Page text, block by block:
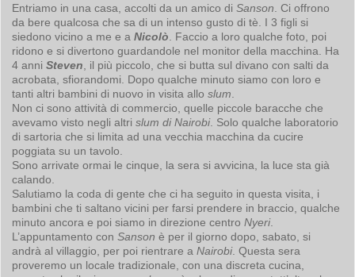
Entriamo in una casa, accolti da un amico diSanson . Ci offrono
da bere qualcosa che sa di un intenso gusto di tè. I 3 figli si
siedono vicino a me e aNicolò . Faccio a loro qualche foto, poi
ridono e si divertono guardandole nel monitor della macchina. Ha
4 anniSteven , il più piccolo, che si butta sul divano con salti da
acrobata, sfiorandomi. Dopo qualche minuto siamo con loro e
tanti altri bambini di nuovo in visita alloslum
Non ci sono attività di commercio, quelle piccole baracche che
avevamo visto negli altrislum di Nairobi. Solo qualche laboratorio
di sartoria che si limita ad una vecchia macchina da cucire
poggiata su un tavolo.
Sono arrivate ormai le cinque, la sera si avvicina, la luce sta già
calando.
Salutiamo la coda di gente che ci ha seguito in questa visita, i
bambini che ti saltano vicini per farsi prendere in braccio, qualche
minuto ancora e poi siamo in direzione centroNyeri.
L’appuntamento conSanson è per il giorno dopo, sabato, si
andrà al villaggio, per poi rientrare aNairobi. Questa sera
proveremo un locale tradizionale, con una discreta cucina,